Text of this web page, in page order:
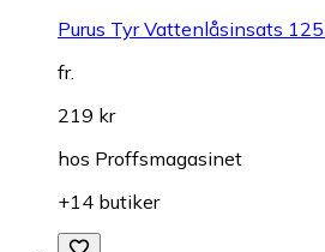
Purus Tyr Vattenlåsinsats
fr.
219 kr
hos Proffsmagasinet
+14 butiker